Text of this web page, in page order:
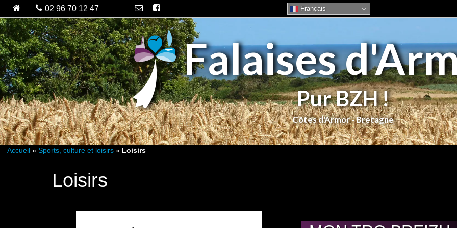
Falaises
Pur BZH !
Accueil » Sports, culture et loisirs » Loisirs
Loisirs
Français